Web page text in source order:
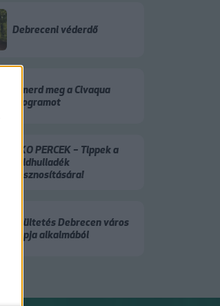
Debreceni véderdő
Ismerd meg a Civaqua
programot
ÖKO PERCEK – Tippek a
zöldhulladék
hasznosítására!
Faültetés Debrecen város
napja alkalmából